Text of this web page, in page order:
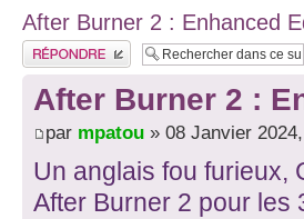
After Burner 2 : Enhanced
Publier une réponse
After Burner 2 :
par mpatou » 08 Janvier
Un anglais fou furieux,
After Burner 2 pour les